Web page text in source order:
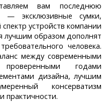
вам последнюю
— эксклюзивные сумки,
устройств компании
лучшим образом дополнят
человека.
между современными
годами
дизайна, лучшим
консерватизм
практичности.